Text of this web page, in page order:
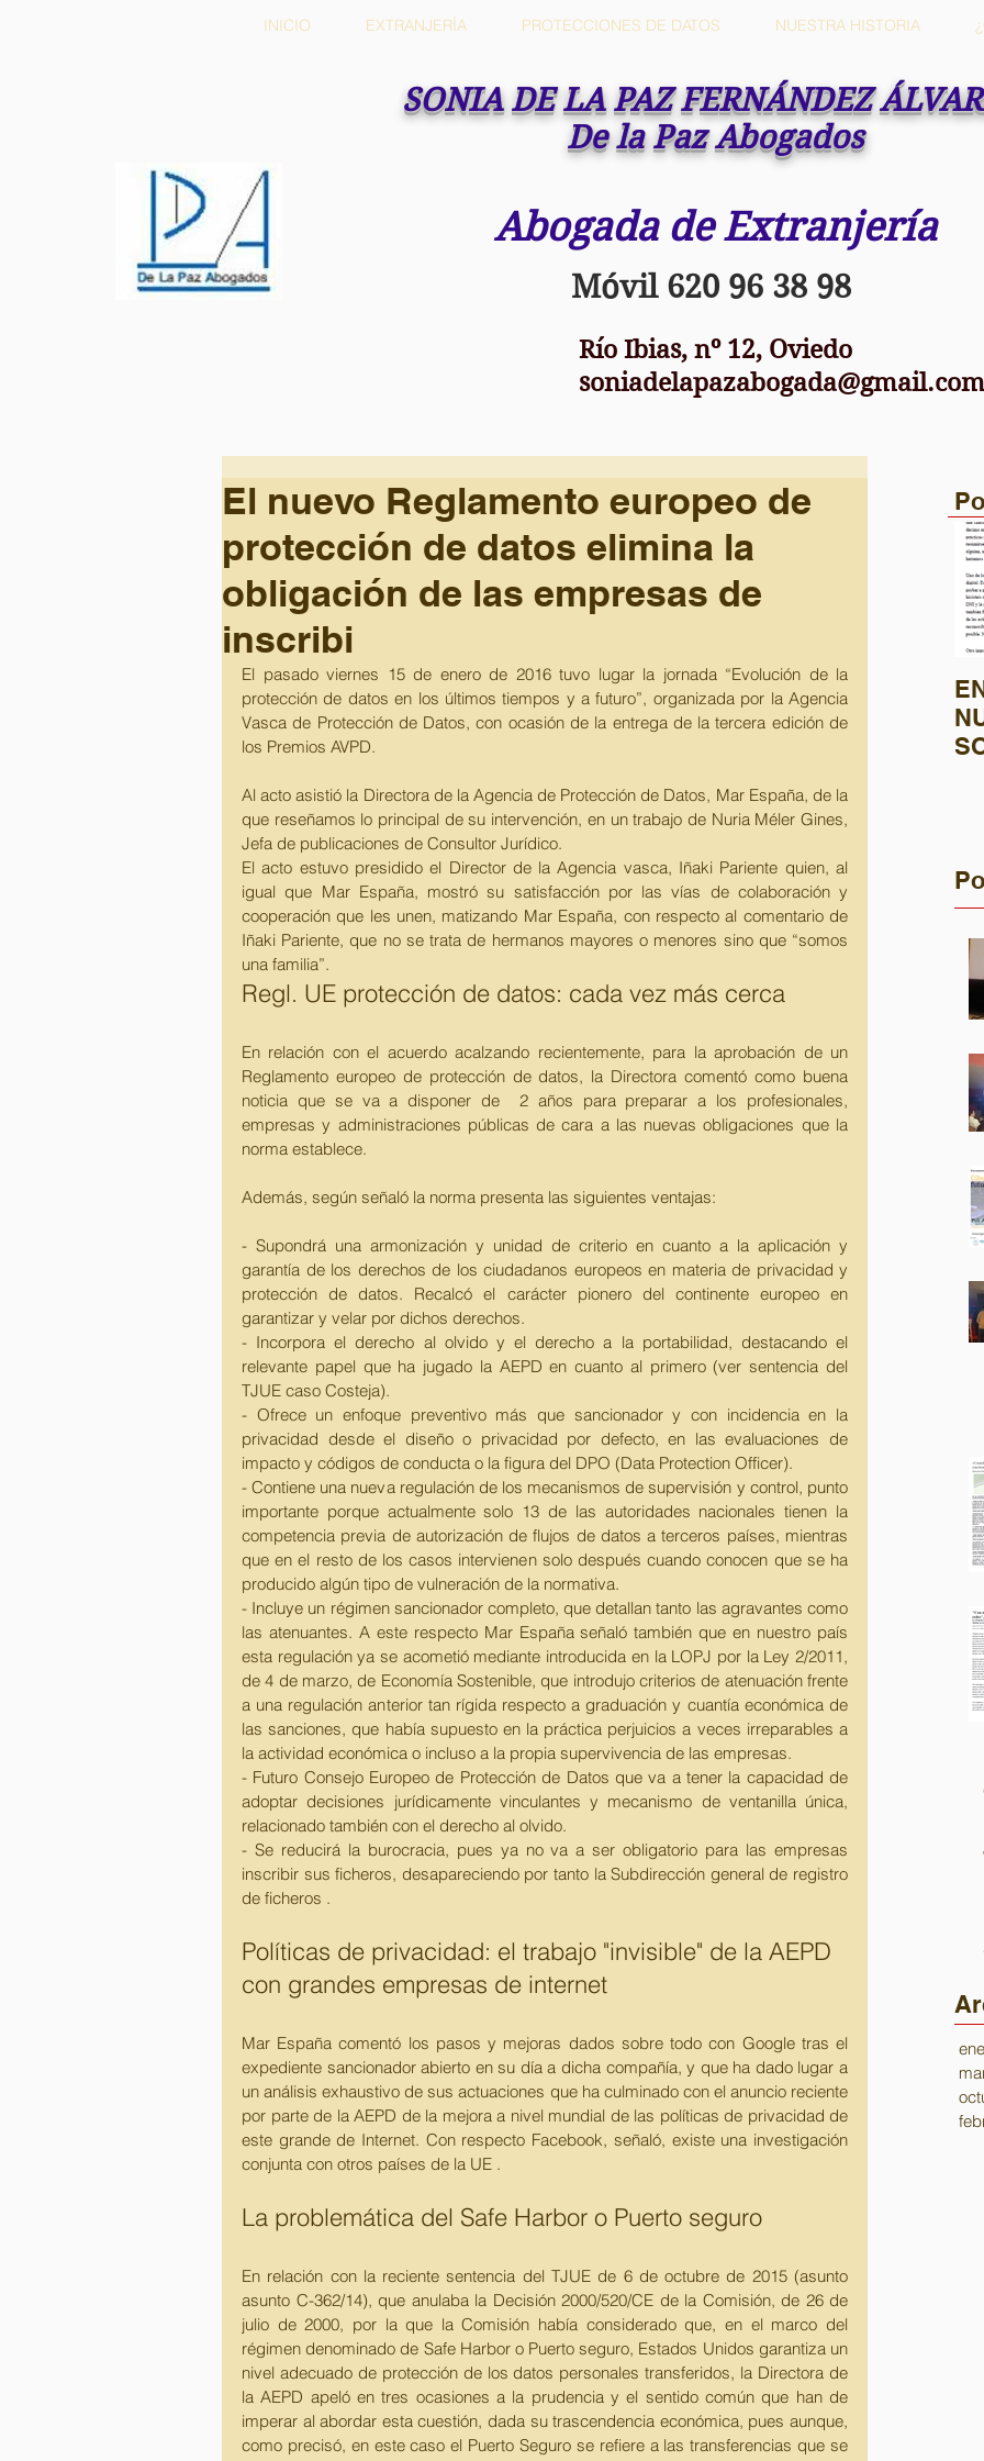
INICIO EXTRANJERÍA PROTECCIONES DE DATOS NUESTRA HISTORIA
SONIA DE LA PAZ FERNÁNDEZ
De la Paz Abogados
Abogada de Extranjería
Móvil 620 96 38 98
Río Ibias, nº 12, Oviedo
soniadelapazabogada@gmail.com
El nuevo Reglamento europeo de
protección de datos elimina la
obligación de las empresas de
inscribi
El pasado viernes 15 de enero de 2016 tuvo lugar la jornada “Evolución de la
protección de datos en los últimos tiempos y a futuro”, organizada por la Agencia
Vasca de Protección de Datos, con ocasión de la entrega de la tercera edición de
los Premios AVPD.
Al acto asistió la Directora de la Agencia de Protección de Datos, Mar España, de la
que reseñamos lo principal de su intervención, en un trabajo de Nuria Méler Gines,
Jefa de publicaciones de Consultor Jurídico.
El acto estuvo presidido el Director de la Agencia vasca, Iñaki Pariente quien, al
igual que Mar España, mostró su satisfacción por las vías de colaboración y
cooperación que les unen, matizando Mar España, con respecto al comentario de
Iñaki Pariente, que no se trata de hermanos mayores o menores sino que “somos
una familia”.
Regl. UE protección de datos: cada vez más cerca
En relación con el acuerdo acalzando recientemente, para la aprobación de un
Reglamento europeo de protección de datos, la Directora comentó como buena
noticia que se va a disponer de  2 años para preparar a los profesionales,
empresas y administraciones públicas de cara a las nuevas obligaciones que la
norma establece.
Además, según señaló la norma presenta las siguientes ventajas:
- Supondrá una armonización y unidad de criterio en cuanto a la aplicación y
garantía de los derechos de los ciudadanos europeos en materia de privacidad y
protección de datos. Recalcó el carácter pionero del continente europeo en
garantizar y velar por dichos derechos.
- Incorpora el derecho al olvido y el derecho a la portabilidad, destacando el
relevante papel que ha jugado la AEPD en cuanto al primero (ver sentencia del
TJUE caso Costeja).
- Ofrece un enfoque preventivo más que sancionador y con incidencia en la
privacidad desde el diseño o privacidad por defecto, en las evaluaciones de
impacto y códigos de conducta o la figura del DPO (Data Protection Officer).
- Contiene una nueva regulación de los mecanismos de supervisión y control, punto
importante porque actualmente solo 13 de las autoridades nacionales tienen la
competencia previa de autorización de flujos de datos a terceros países, mientras
que en el resto de los casos intervienen solo después cuando conocen que se ha
producido algún tipo de vulneración de la normativa.
- Incluye un régimen sancionador completo, que detallan tanto las agravantes como
las atenuantes. A este respecto Mar España señaló también que en nuestro país
esta regulación ya se acometió mediante introducida en la LOPJ por la Ley 2/2011,
de 4 de marzo, de Economía Sostenible, que introdujo criterios de atenuación frente
a una regulación anterior tan rígida respecto a graduación y cuantía económica de
las sanciones, que había supuesto en la práctica perjuicios a veces irreparables a
la actividad económica o incluso a la propia supervivencia de las empresas.
- Futuro Consejo Europeo de Protección de Datos que va a tener la capacidad de
adoptar decisiones jurídicamente vinculantes y mecanismo de ventanilla única,
relacionado también con el derecho al olvido.
- Se reducirá la burocracia, pues ya no va a ser obligatorio para las empresas
inscribir sus ficheros, desapareciendo por tanto la Subdirección general de registro
de ficheros .
Políticas de privacidad: el trabajo "invisible" de la AEPD
con grandes empresas de internet
Mar España comentó los pasos y mejoras dados sobre todo con Google tras el
expediente sancionador abierto en su día a dicha compañía, y que ha dado lugar a
un análisis exhaustivo de sus actuaciones que ha culminado con el anuncio reciente
por parte de la AEPD de la mejora a nivel mundial de las políticas de privacidad de
este grande de Internet. Con respecto Facebook, señaló, existe una investigación
conjunta con otros países de la UE .
La problemática del Safe Harbor o Puerto seguro
En relación con la reciente sentencia del TJUE de 6 de octubre de 2015 (asunto
asunto C-362/14), que anulaba la Decisión 2000/520/CE de la Comisión, de 26 de
julio de 2000, por la que la Comisión había considerado que, en el marco del
régimen denominado de Safe Harbor o Puerto seguro, Estados Unidos garantiza un
nivel adecuado de protección de los datos personales transferidos, la Directora de
la AEPD apeló en tres ocasiones a la prudencia y el sentido común que han de
imperar al abordar esta cuestión, dada su trascendencia económica, pues aunque,
como precisó, en este caso el Puerto Seguro se refiere a las transferencias que se